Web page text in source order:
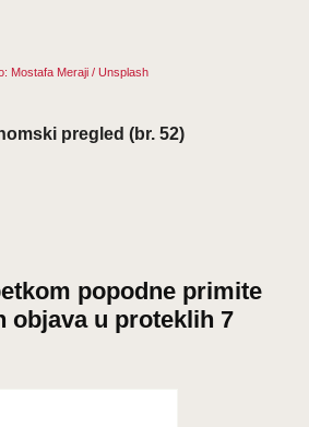
Mostafa Meraji / Unsplash
pregled (br. 52)
popodne primite
objava u proteklih 7